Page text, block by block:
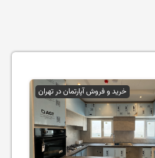
خرید و فروش آپارتمان در تهران